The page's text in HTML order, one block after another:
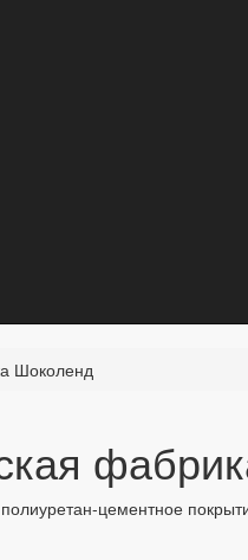
Шоколенд
цементное